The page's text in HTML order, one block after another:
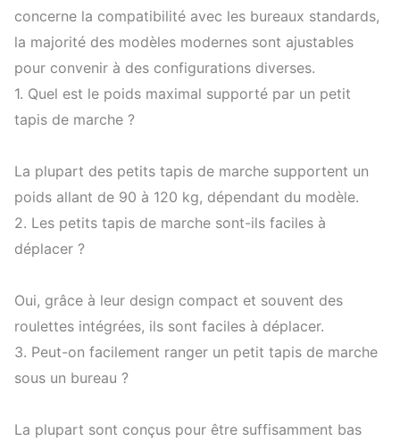
concerne la compatibilité avec les bureaux standards,
la majorité des modèles modernes sont ajustables
pour convenir à des configurations diverses.
1. Quel est le poids maximal supporté par un petit
tapis de marche ?
La plupart des petits tapis de marche supportent un
poids allant de 90 à 120 kg, dépendant du modèle.
2. Les petits tapis de marche sont-ils faciles à
déplacer ?
Oui, grâce à leur design compact et souvent des
roulettes intégrées, ils sont faciles à déplacer.
3. Peut-on facilement ranger un petit tapis de marche
sous un bureau ?
La plupart sont conçus pour être suffisamment bas